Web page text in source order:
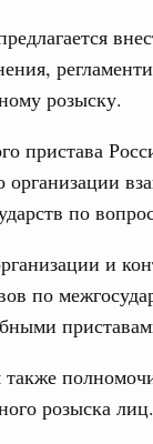
розыску.
пристава
по
и
по
также
розыска лиц.
понедельник
Правительства
понедельник
Правительства
2022, пятница